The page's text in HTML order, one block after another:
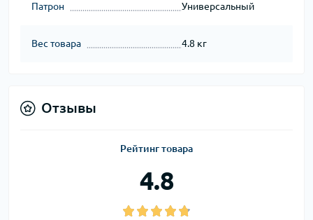
Патрон Универсальный
Вес товара 4.8 кг
Отзывы
Рейтинг товара
4.8